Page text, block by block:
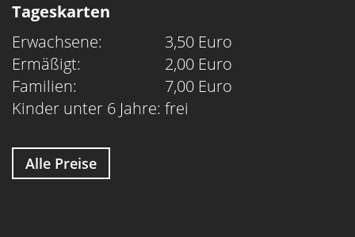
Tageskarten
Erwachsene:
3,50 Euro
Ermäßigt:
2,00 Euro
Familien:
7,00 Euro
Kinder unter 6 Jahre: frei
Alle Preise